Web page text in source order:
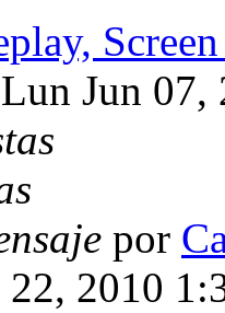
Jun 07,
por
2010